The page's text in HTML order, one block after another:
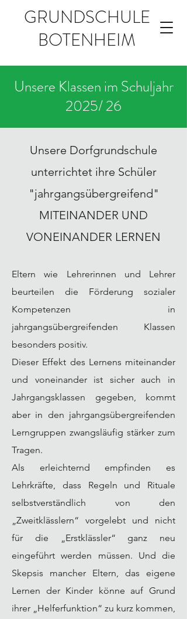
GRUNDSCHULE
BOTENHEIM
Unsere Klassen im Schuljahr
2025/ 26
Unsere Dorfgrundschule
unterrichtet ihre Schüler
"jahrgangsübergreifend"
MITEINANDER UND
VONEINANDER LERNEN
Eltern wie Lehrerinnen und Lehrer
beurteilen die Förderung sozialer
Kompetenzen in
jahrgangsübergreifenden Klassen
besonders positiv.
Dieser Effekt des Lernens miteinander
und voneinander ist sicher auch in
Jahrgangsklassen gegeben, kommt
aber in den jahrgangsübergreifenden
Lerngruppen zwangsläufig stärker zum
Tragen.
Als erleichternd empfinden es
Lehrkräfte, dass Regeln und Rituale
selbstverständlich von den
„Zweitklässlern“ vorgelebt und nicht
für die „Erstklässler“ ganz neu
eingeführt werden müssen. Und die
Skepsis mancher Eltern, das eigene
Lernen der Kinder könne auf Grund
ihrer „Helferfunktion“ zu kurz kommen,